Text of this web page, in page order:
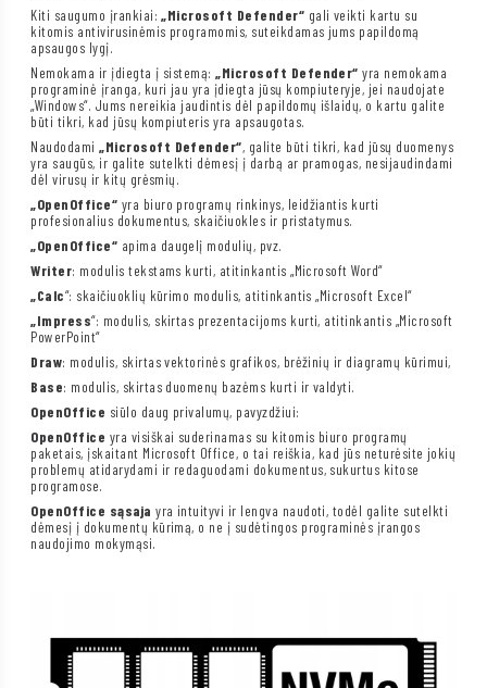
Kiti saugumo įrankiai:„Microsoft Defender“ gali veikti kartu su
kitomis antivirusinėmis programomis, suteikdamas jums papildomą
apsaugos lygį.
Nemokama ir įdiegta į sistemą:„Microsoft Defender“ yra nemokama
programinė įranga, kuri jau yra įdiegta jūsų kompiuteryje, jei naudojate
„Windows“. Jums nereikia jaudintis dėl papildomų išlaidų, o kartu galite
būti tikri, kad jūsų kompiuteris yra apsaugotas.
Naudodami„Microsoft Defender“, galite būti tikri, kad jūsų duomenys
yra saugūs, ir galite sutelkti dėmesį į darbą ar pramogas, nesijaudindami
dėl virusų ir kitų grėsmių.
„OpenOffice“ yra biuro programų rinkinys, leidžiantis kurti
profesionalius dokumentus, skaičiuokles ir pristatymus.
„OpenOffice“ apima daugelį modulių, pvz.
Writer: modulis tekstams kurti, atitinkantis „Microsoft Word“
„Calc“: skaičiuoklių kūrimo modulis, atitinkantis „Microsoft Excel“
„Impress“: modulis, skirtas prezentacijoms kurti, atitinkantis „Microsoft
PowerPoint“
Draw: modulis, skirtas vektorinės grafikos, brėžinių ir diagramų kūrimui,
Base: modulis, skirtas duomenų bazėms kurti ir valdyti.
OpenOffice siūlo daug privalumų, pavyzdžiui:
OpenOffice yra visiškai suderinamas su kitomis biuro programų
paketais, įskaitant Microsoft Office, o tai reiškia, kad jūs neturėsite jokių
problemų atidarydami ir redaguodami dokumentus, sukurtus kitose
programose.
OpenOffice sąsaja yra intuityvi ir lengva naudoti, todėl galite sutelkti
dėmesį į dokumentų kūrimą, o ne į sudėtingos programinės įrangos
naudojimo mokymąsi.